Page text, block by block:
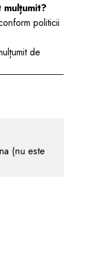
politicii
de
(nu este